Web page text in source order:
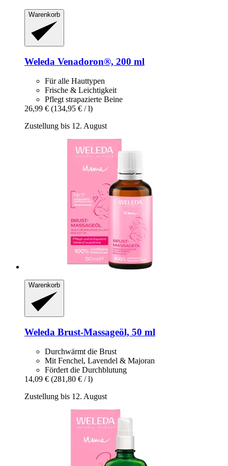
Warenkorb
Weleda Venadoron®, 200 ml
Für alle Hauttypen
Frische & Leichtigkeit
Pflegt strapazierte Beine
26,99 € (134,95 € / l)
Zustellung bis 12. August
Warenkorb
Weleda Brust-​Massageöl, 50 ml
Durchwärmt die Brust
Mit Fenchel, Lavendel & Majoran
Fördert die Durchblutung
14,09 € (281,80 € / l)
Zustellung bis 12. August